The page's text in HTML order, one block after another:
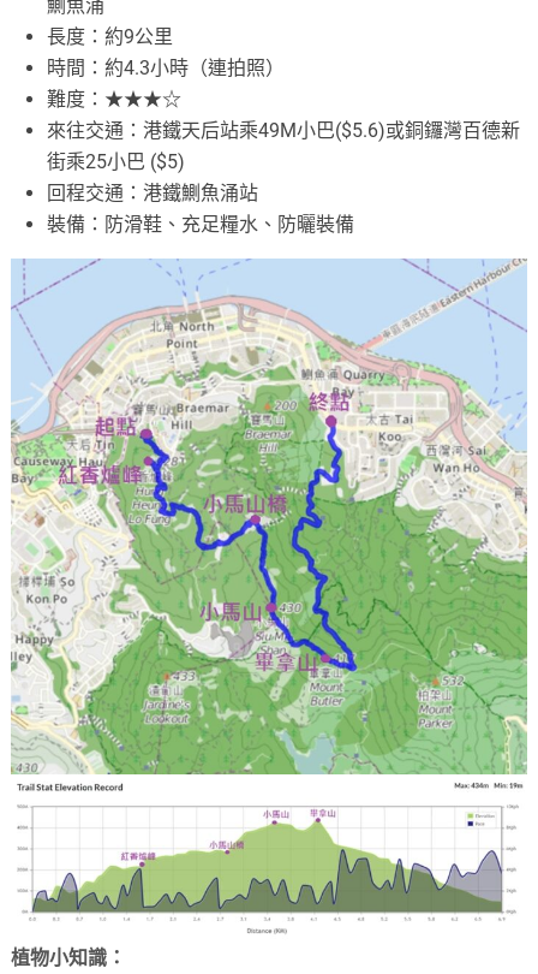
鰂魚涌
長度：約9公里
時間：約4.3小時（連拍照）
難度：★★★☆
來往交通：港鐵天后站乘49M小巴($5.6)或銅鑼灣百德新
街乘25小巴 ($5)
回程交通：港鐵鰂魚涌站
裝備：防滑鞋、充足糧水、防曬裝備
植物小知識：